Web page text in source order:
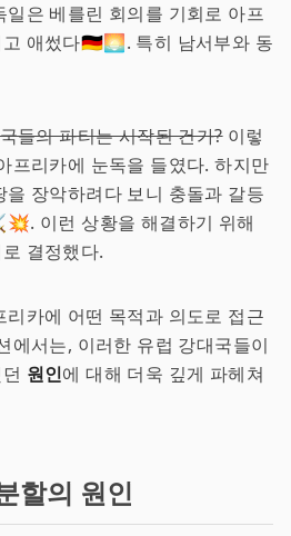
일은 베를린 회의를 기회로 아프
애썼다🇩🇪🌅. 특히 남서부와 동
들의 파티는 시작된 건가?이렇
프리카에 눈독을 들였다. 하지만
장악하려다 보니 충돌과 갈등
이런 상황을 해결하기 위해
결정했다.
카에 어떤 목적과 의도로 접근
에서는, 이러한 유럽 강대국들이
원인에 대해 더욱 깊게 파헤쳐
할의 원인